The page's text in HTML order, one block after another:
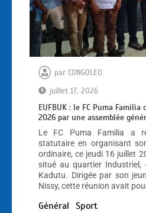
par CONGOLEO
juillet 17, 2026
EUFBUK : le FC Puma
2026 par une assemblée
Le FC Puma Familia a
statutaire en organisant
ordinaire, ce jeudi 16 juillet
situé au quartier Industriel,
Kadutu. Dirigée par son
Nissy, cette réunion avait
Général Sport